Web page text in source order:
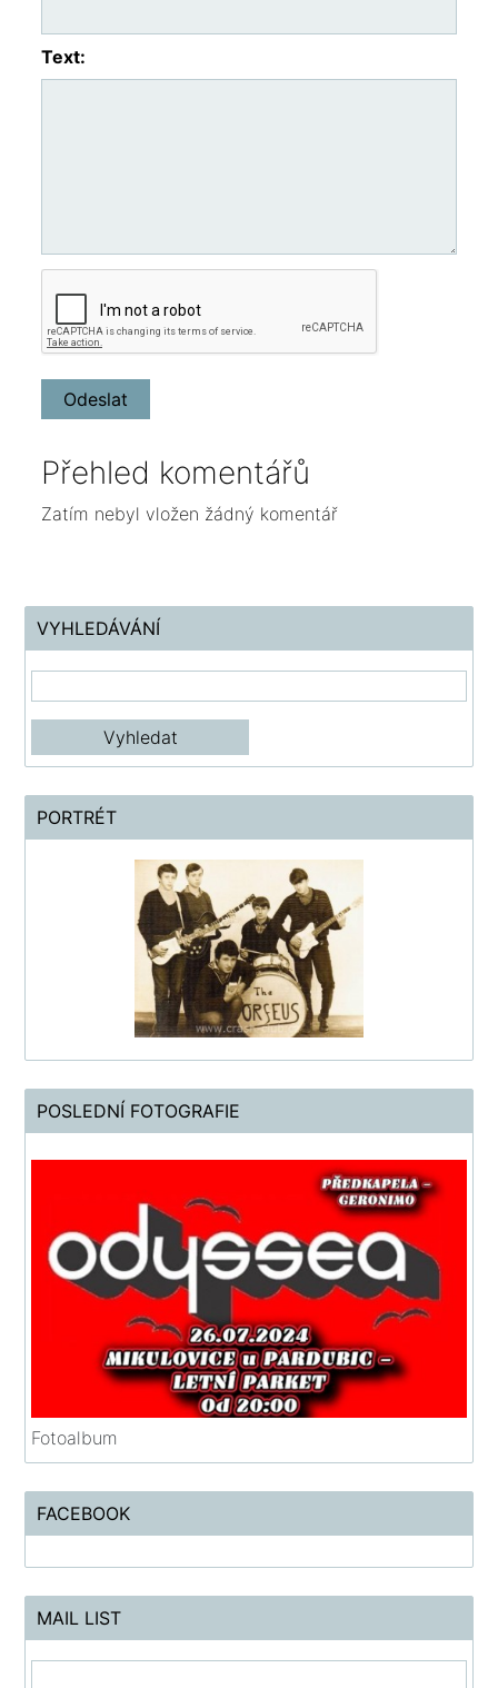
Text:
Přehled komentářů
Zatím nebyl vložen žádný komentář
VYHLEDÁVÁNÍ
PORTRÉT
POSLEDNÍ FOTOGRAFIE
Fotoalbum
FACEBOOK
MAIL LIST